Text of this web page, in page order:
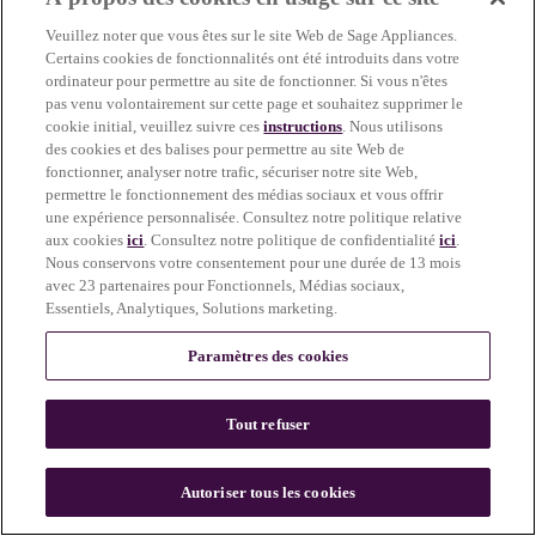
more information)
n
Veuillez noter que vous êtes sur le site Web de Sage Appliances.
Certains cookies de fonctionnalités ont été introduits dans votre
ordinateur pour permettre au site de fonctionner. Si vous n'êtes
pas venu volontairement sur cette page et souhaitez supprimer le
cookie initial, veuillez suivre cesinstructions. Nous utilisons
des cookies et des balises pour permettre au site Web de
fonctionner, analyser notre trafic, sécuriser notre site Web,
permettre le fonctionnement des médias sociaux et vous offrir
une expérience personnalisée. Consultez notre politique relative
aux cookiesici. Consultez notre politique de confidentialitéici.
Nous conservons votre consentement pour une durée de 13 mois
avec 23 partenaires pour Fonctionnels, Médias sociaux,
Essentiels, Analytiques, Solutions marketing.
Paramètres des cookies
Tout refuser
Autoriser tous les cookies